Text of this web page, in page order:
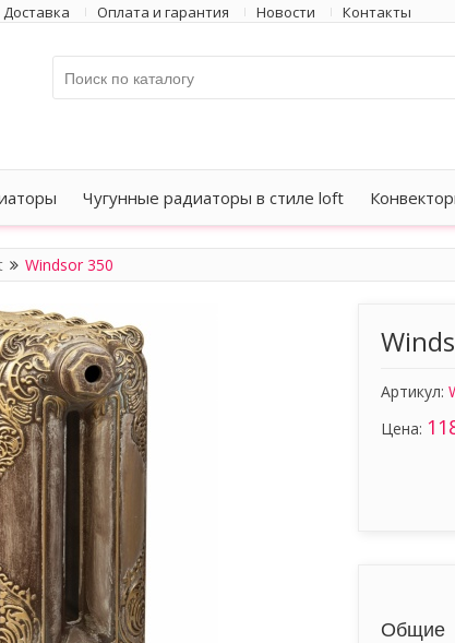
Доставка Оплата и гарантия Новости Контакты
Чугунные радиаторы в стиле loft
Windsor 350
Артикул:
Цена:
Общие